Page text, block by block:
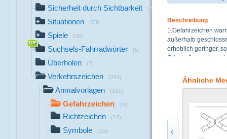
Sicherheit durch Sichtbarkeit (7)
Situationen (73)
Spiele (36)
Suchsels-Fahrradwörter (5)
Überholen (7)
Verkehrszeichen (264)
Anmalvorlagen (161)
Gefahrzeichen (38)
Richtzeichen (17)
Symbole (15)
Beschreibung
1.Gefahrzeichen
außerhalb
erheblich geringer,
Ortschaften stehen
beschränken sich
Ähnliche